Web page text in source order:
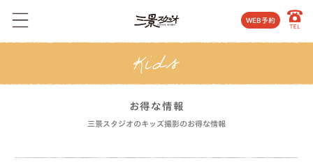
WEB予約
お得な情報
三景スタジオのキッズ撮影のお得な情報